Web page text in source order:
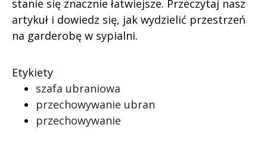
stanie się znacznie łatwiejsze. Przeczytaj nasz
artykuł i dowiedz się, jak wydzielić przestrzeń
na garderobę w sypialni.
Etykiety
szafa ubraniowa
przechowywanie ubran
przechowywanie